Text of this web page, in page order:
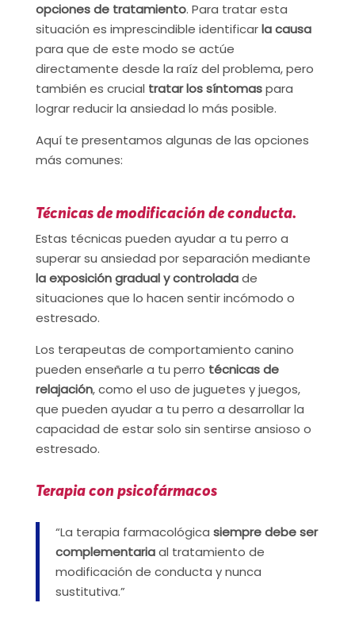
opciones de tratamiento. Para tratar esta
situación es imprescindible identificarla causa
para que de este modo se actúe
directamente desde la raíz del problema, pero
también es crucial tratar los síntomaspara
lograr reducir la ansiedad lo más posible.
Aquí te presentamos algunas de las opciones
más comunes:
Técnicas de modificación de conducta.
Estas técnicas pueden ayudar a tu perro a
superar su ansiedad por separación mediante
la exposición gradual y controladade
situaciones que lo hacen sentir incómodo o
estresado.
Los terapeutas de comportamiento canino
pueden enseñarle a tu perro técnicas de
relajación, como el uso de juguetes y juegos,
que pueden ayudar a tu perro a desarrollar la
capacidad de estar solo sin sentirse ansioso o
estresado.
Terapia con psicofármacos
“La terapia farmacológica siempre debe ser
complementariaal tratamiento de
modificación de conducta y nunca
sustitutiva.”